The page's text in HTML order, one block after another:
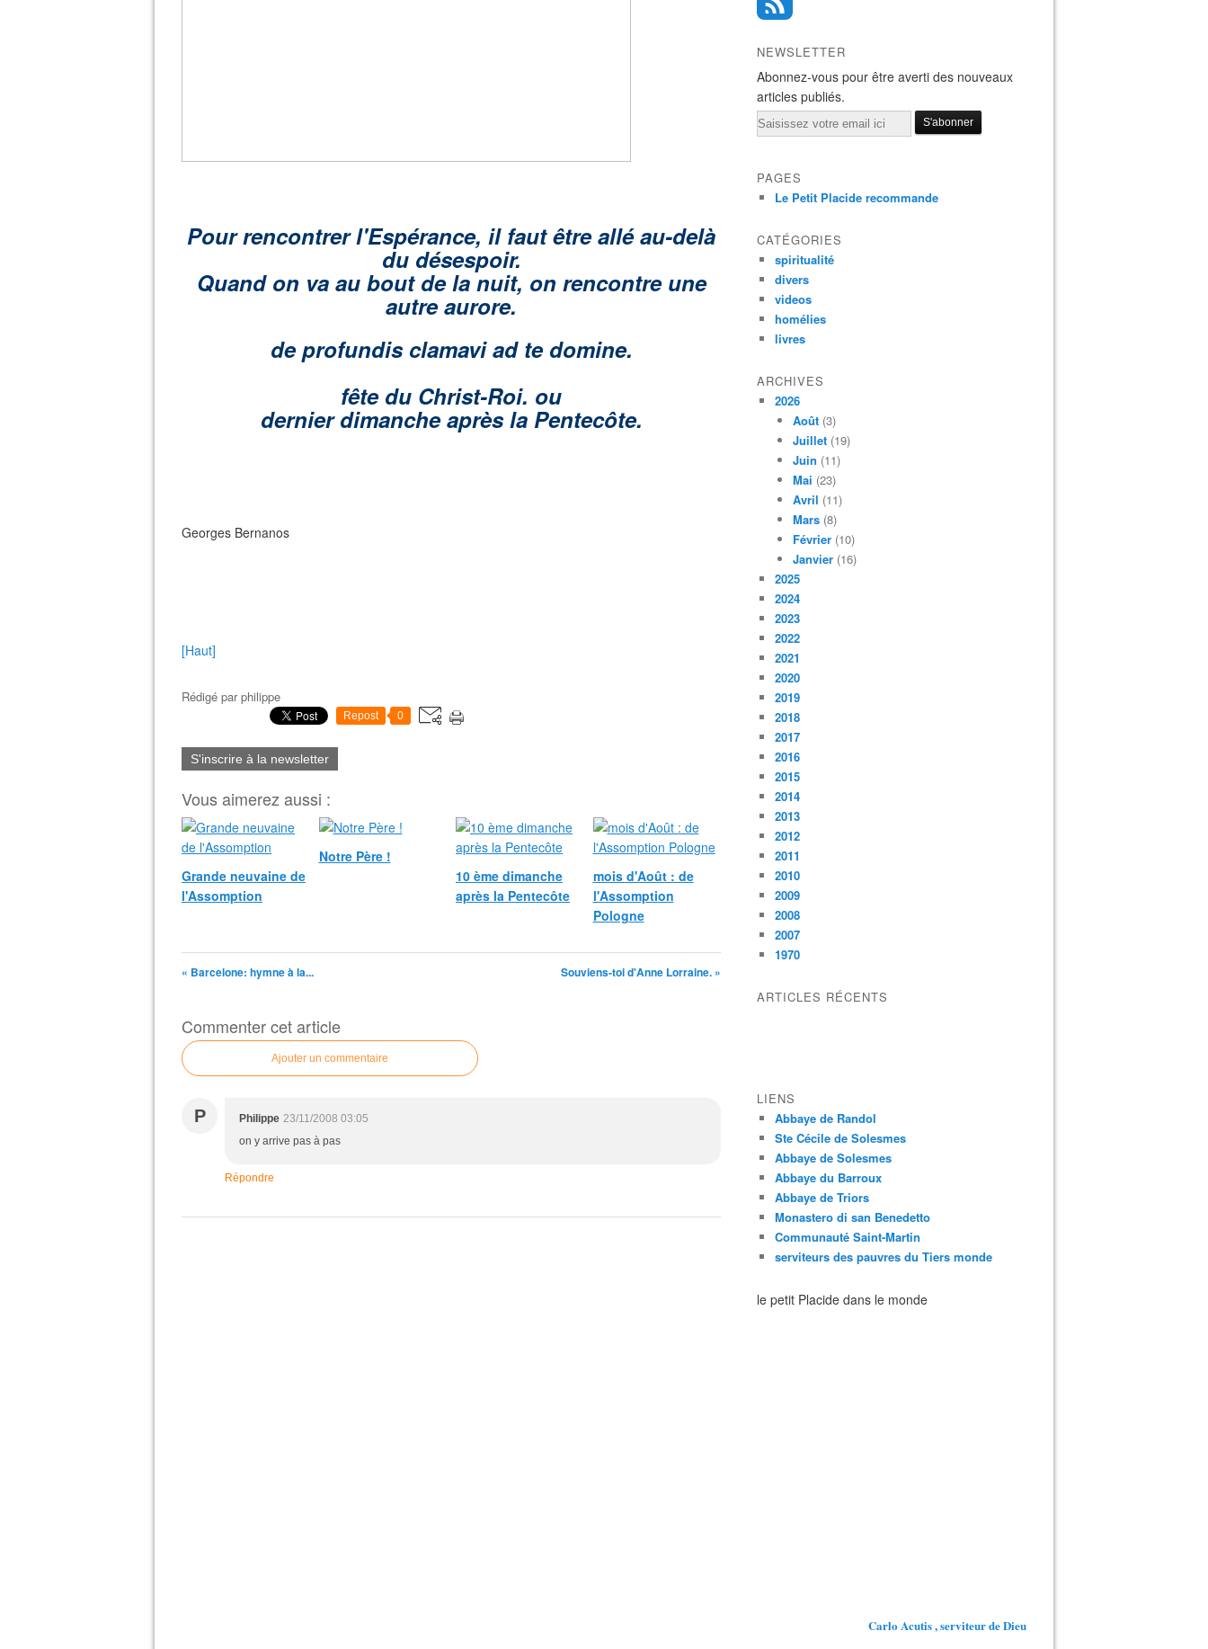
Pour rencontrer l'Espérance, il faut être allé au-delà
du désespoir.
Quand on va au bout de la nuit, on rencontre une
autre aurore.
de profundis clamavi ad te domine.
fête du Christ-Roi. ou
dernier dimanche après la Pentecôte.
Georges Bernanos
[Haut]
Rédigé parphilippe
Repost 0
S'inscrire à la newsletter
Vous aimerez aussi :
Grande neuvaine de
l'Assomption
Notre Père !
10 ème dimanche
après la Pentecôte
mois d'Août : de
l'Assomption
Pologne
« Barcelone: hymne à la... Souviens-toi d'Anne Lorraine. »
Commenter cet article
Ajouter un commentaire
P Philippe 23/11/2008 03:05
on y arrive pas à pas
Répondre
NEWSLETTER
Abonnez-vous pour être averti des nouveaux
articles publiés.
Email
PAGES
Le Petit Placide recommande
CATÉGORIES
spiritualité
divers
videos
homélies
livres
ARCHIVES
2026
Août (3)
Juillet (19)
Juin (11)
Mai (23)
Avril (11)
Mars (8)
Février (10)
Janvier (16)
2025
2024
2023
2022
2021
2020
2019
2018
2017
2016
2015
2014
2013
2012
2011
2010
2009
2008
2007
1970
ARTICLES RÉCENTS
LIENS
Abbaye de Randol
Ste Cécile de Solesmes
Abbaye de Solesmes
Abbaye du Barroux
Abbaye de Triors
Monastero di san Benedetto
Communauté Saint-Martin
serviteurs des pauvres du Tiers monde
le petit Placide dans le monde
Carlo Acutis , serviteur de Dieu